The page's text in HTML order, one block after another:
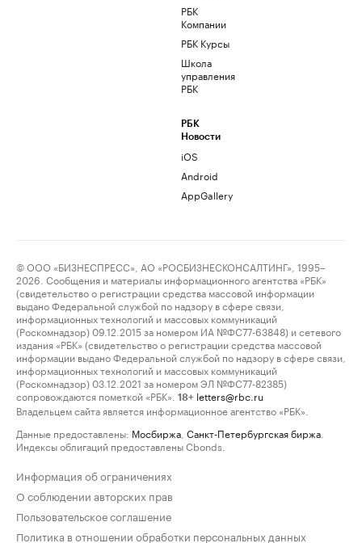
РБК
Компании
РБК Курсы
Школа
управления
РБК
РБК
Новости
iOS
Android
AppGallery
© ООО «БИЗНЕСПРЕСС», АО «РОСБИЗНЕСКОНСАЛТИНГ», 1995–
2026. Сообщения и материалы информационного агентства «РБК»
(свидетельство о регистрации средства массовой информации
выдано Федеральной службой по надзору в сфере связи,
информационных технологий и массовых коммуникаций
(Роскомнадзор) 09.12.2015 за номером ИА №ФС77-63848) и сетевого
издания «РБК» (свидетельство о регистрации средства массовой
информации выдано Федеральной службой по надзору в сфере связи,
информационных технологий и массовых коммуникаций
(Роскомнадзор) 03.12.2021 за номером ЭЛ №ФС77-82385)
сопровождаются пометкой «РБК».
18+ letters@rbc.ru
Владельцем сайта является информационное агентство «РБК».
Данные предоставлены: Мосбиржа Санкт-Петербургская биржа
Индексы облигаций предоставлены Cbonds.
Информация об ограничениях
О соблюдении авторских прав
Пользовательское соглашение
Политика в отношении обработки персональных данных